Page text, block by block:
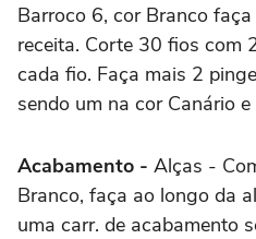
Barroco 6, cor Branco
receita. Corte 30 fios com
cada fio. Faça mais 2
sendo um na cor Canário
Acabamento - Alças -
Branco, faça ao longo da
uma carr. de acabamento